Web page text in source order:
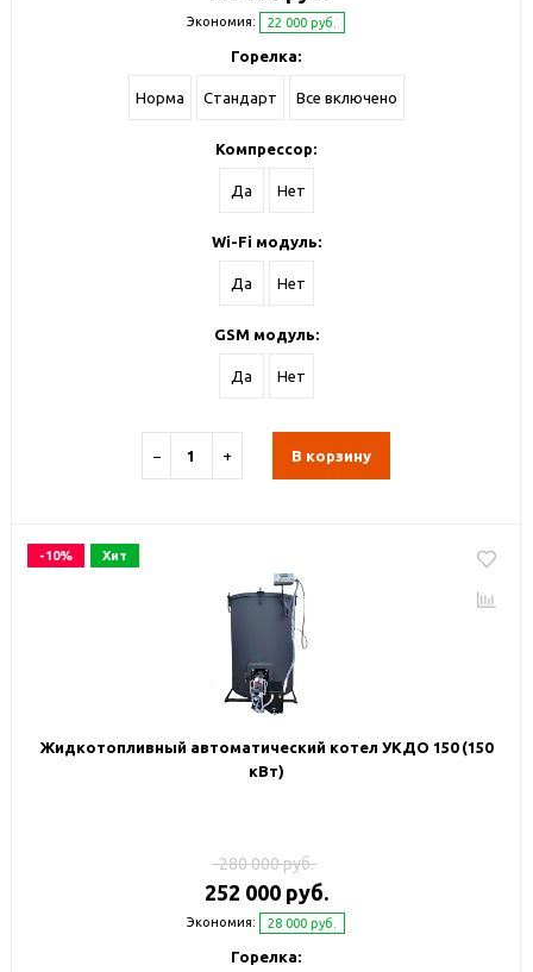
Экономия: 22 000 руб.
Горелка:
Норма Стандарт Все включено
Компрессор:
Да Нет
Wi-Fi модуль:
Да Нет
GSM модуль:
Да Нет
− + В корзину
-10% Хит
Жидкотопливный автоматический котел УКДО 150 (150
кВт)
280 000 руб.
252 000 руб.
Экономия: 28 000 руб.
Горелка: